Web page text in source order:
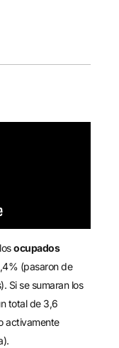
ocupados
(pasaron de
Si se sumaran los
total de 3,6
activamente